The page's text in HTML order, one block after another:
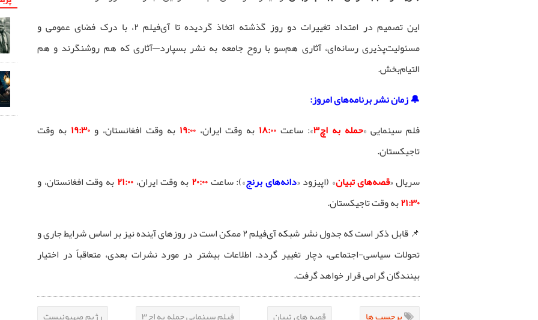
این تصمیم در امتداد تغییرات دو روز گذشته اتخاذ گردیده تا آی‌فیلم ۲، با درک فضای عمومی و
مسئولیت‌پذیری رسانه‌ای، آثاری هم‌سو با روح جامعه به نشر بسپارد—آثاری که هم روشنگرند و هم
التیام‌بخش.
🔔 زمان نشر برنامه‌های امروز:
فلم سینمایی «حمله به اچ۳ »: ساعت ۱۸:۰۰ به وقت ایران،۱۹:۰۰ به وقت افغانستان، و ۱۹:۳۰
به وقت
تاجیکستان.
سریال «قصه‌های تبیان» (اپیزود «دانه‌های برنج»): ساعت۲۰:۰۰به وقت ایران،۲۱:۰۰به وقت افغانستان، و
۲۱:۳۰به وقت تاجیکستان.
📌 قابل ذکر است که جدول نشر شبکه آی‌فیلم ۲ ممکن است در روزهای آینده نیز بر اساس شرایط جاری و
تحولات سیاسی-اجتماعی، دچار تغییر گردد. اطلاعات بیشتر در مورد نشرات بعدی، متعاقباً در اختیار
بینندگان گرامی قرار خواهد گرفت.